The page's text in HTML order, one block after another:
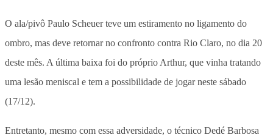
O ala/pivô Paulo Scheuer teve um estiramento no ligamento do
ombro, mas deve retornar no confronto contra Rio Claro, no dia 20
deste mês. A última baixa foi do próprio Arthur, que vinha tratando
uma lesão meniscal e tem a possibilidade de jogar neste sábado
(17/12).
Entretanto, mesmo com essa adversidade, o técnico Dedé Barbosa